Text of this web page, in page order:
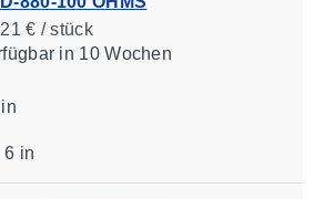
€ / stück
in 10 Wochen
6 in